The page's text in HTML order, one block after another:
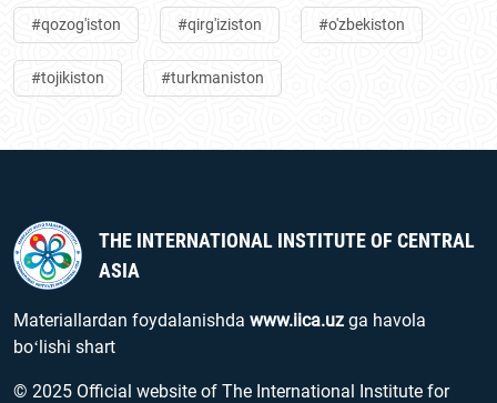
#qozog'iston #qirg'iziston #o'zbekiston
#tojikiston #turkmaniston
THE INTERNATIONAL INSTITUTE OF CENTRAL
ASIA
Materiallardan foydalanishda www.iica.uz ga havola
boʻlishi shart
© 2025 Official website of The International Institute for